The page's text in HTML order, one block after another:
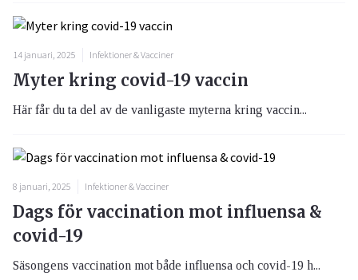
14 januari, 2025 Infektioner & Vacciner
Myter kring covid-19 vaccin
Här får du ta del av de vanligaste myterna kring vaccin...
8 januari, 2025 Infektioner & Vacciner
Dags för vaccination mot influensa &
covid-19
Säsongens vaccination mot både influensa och covid-19 h...